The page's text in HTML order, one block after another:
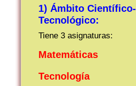
1) Ámbito Científico-
Tecnológico:
Tiene 3 asignaturas:
Matemáticas
Tecnología